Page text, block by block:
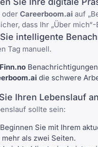
oder Careerboom.ai auf
dass Ihr „Über
intelligente
Tag manuell.
Finn.no
die schwere
Ihren Lebenslauf
sollte sein:
Beginnen Sie mit Ihrem
als zwei Seiten.